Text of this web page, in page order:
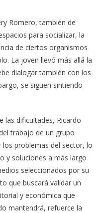
Romero, también de
para socializar, la
de ciertos organismos
La joven llevó más allá la
dialogar también con los
se siguen sintiendo
las dificultades, Ricardo
trabajo de un grupo
problemas del sector, lo
y soluciones a más largo
seleccionados por su
que buscará validar un
y económica que
mantendrá, refuerce la